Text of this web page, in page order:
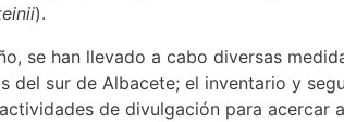
).
se han llevado a cabo diversas
del sur de Albacete; el inventario y
de divulgación para